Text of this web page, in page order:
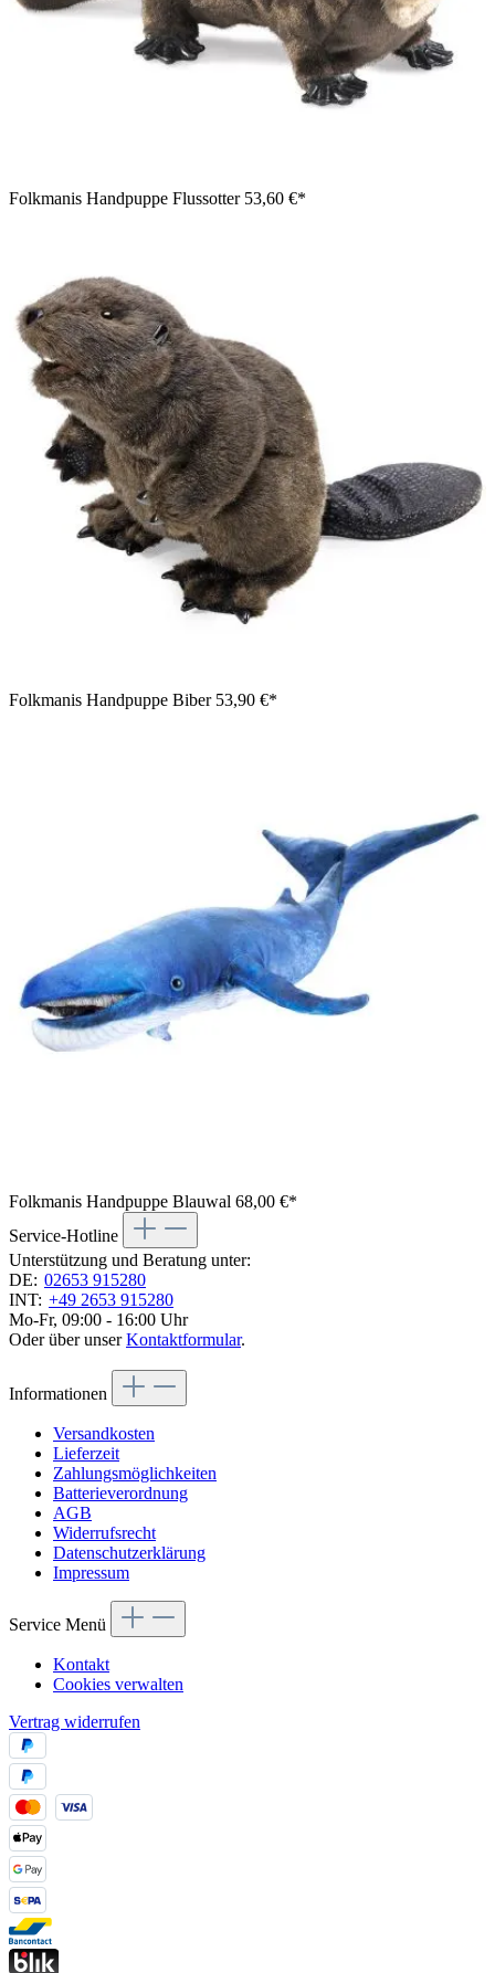
Folkmanis Handpuppe Flussotter 53,60 €*
Folkmanis Handpuppe Biber 53,90 €*
Folkmanis Handpuppe Blauwal 68,00 €*
Service-Hotline
Unterstützung und Beratung unter:
DE: 02653 915280
INT: +49 2653 915280
Mo-Fr, 09:00 - 16:00 Uhr
Oder über unserKontaktformular.
Informationen
Versandkosten
Lieferzeit
Zahlungsmöglichkeiten
Batterieverordnung
AGB
Widerrufsrecht
Datenschutzerklärung
Impressum
Service Menü
Kontakt
Cookies verwalten
Vertrag widerrufen